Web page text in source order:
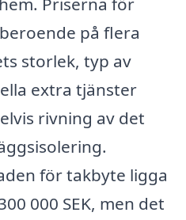
på flera
storlek, typ av
extra tjänster
rivning av det
för takbyte ligga
000 SEK, men det